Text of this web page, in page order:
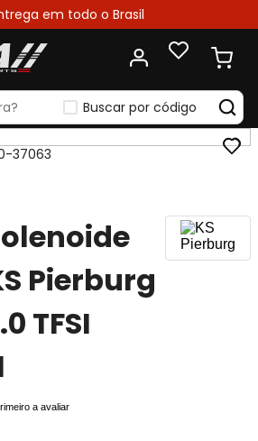
em todo o Brasil
Buscar por código
37063
Pierburg
TFSI
a avaliar